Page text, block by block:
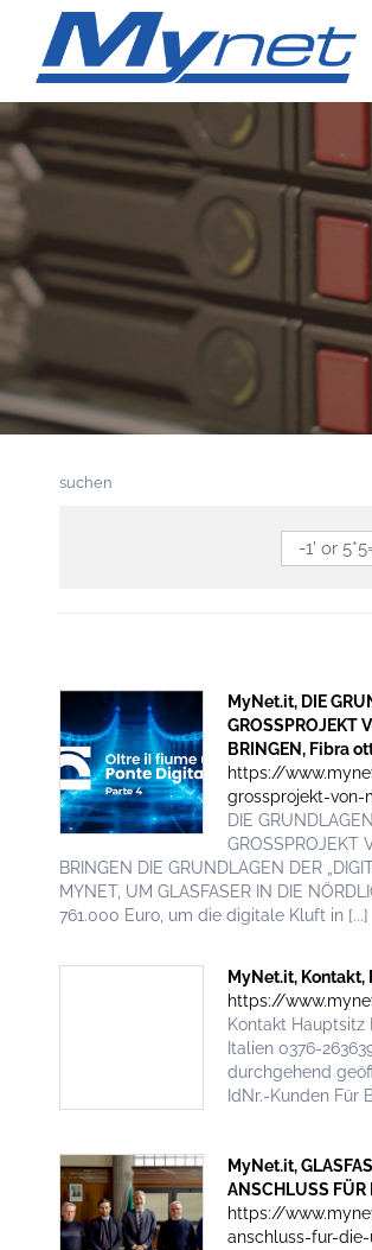
suchen
MyNet.it, DIE
GROSSPROJEKT
BRINGEN, Fibra
https://
grossprojekt-von-
DIE
GROSSPROJEKT
BRINGEN DIE GRUNDLAGEN DER
MYNET, UM GLASFASER IN DIE
761.000 Euro, um die digitale Kluft in [...]
MyNet.it, Kontakt,
https://
Kontakt Hauptsitz
Italien 0376-
durchgehend
IdNr.-Kunden Für
MyNet.it,
ANSCHLUSS FÜR
https://
anschluss-fur-